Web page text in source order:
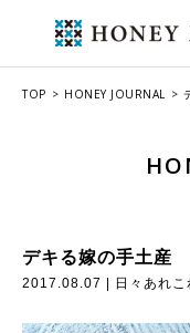
TOP HONEY JOURNAL
デキる嫁の手土産
2017.08.07 | 日々あれこ